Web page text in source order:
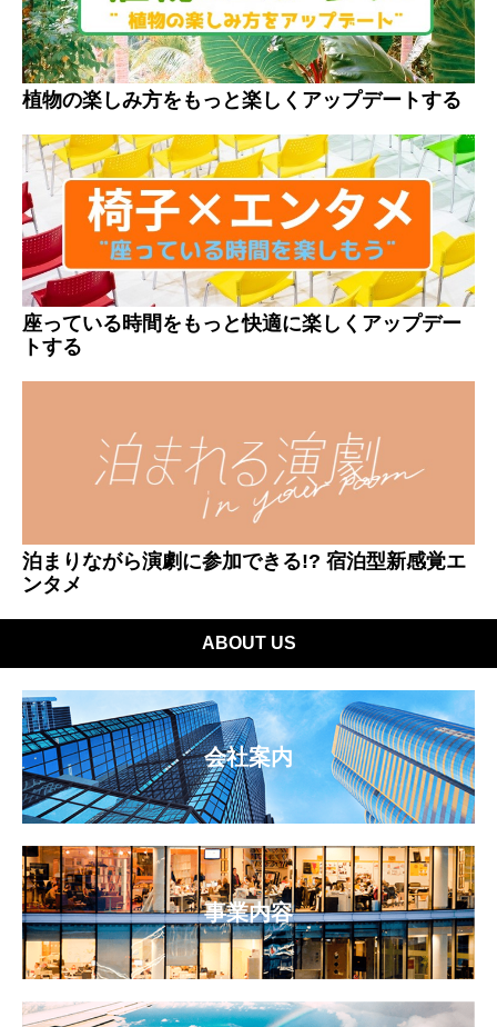
植物の楽しみ方をもっと楽しくアップデートする
座っている時間をもっと快適に楽しくアップデー
トする
泊まりながら演劇に参加できる!? 宿泊型新感覚エ
ンタメ
ABOUT US
会社案内
事業内容